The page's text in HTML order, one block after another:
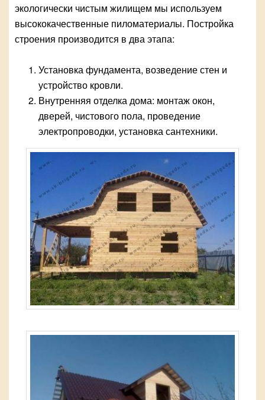
экологически чистым жилищем мы используем
высококачественные пиломатериалы. Постройка
строения производится в два этапа:
Установка фундамента, возведение стен и
устройство кровли.
Внутренняя отделка дома: монтаж окон,
дверей, чистового пола, проведение
электропроводки, установка сантехники.